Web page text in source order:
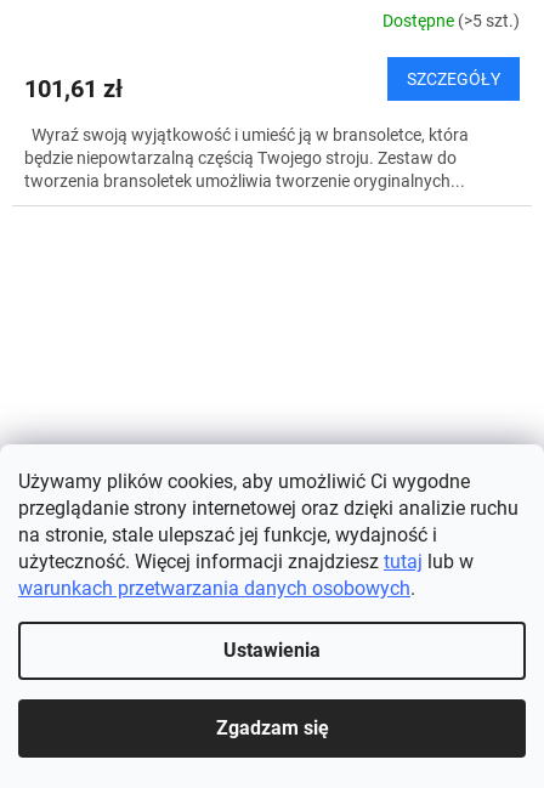
Używamy plików cookies, aby umożliwić Ci wygodne
przeglądanie strony internetowej oraz dzięki analizie ruchu
na stronie, stale ulepszać jej funkcje, wydajność i
użyteczność. Więcej informacji znajdziesz tutaj lub w
warunkach przetwarzania danych osobowych.
Ustawienia
Zgadzam się
Dostępne (>5 szt.)
101,61 zł SZCZEGÓŁY
Wyraź swoją wyjątkowość i umieść ją w bransoletce, która
będzie niepowtarzalną częścią Twojego stroju. Zestaw do
tworzenia bransoletek umożliwia tworzenie oryginalnych...
76,44 zł